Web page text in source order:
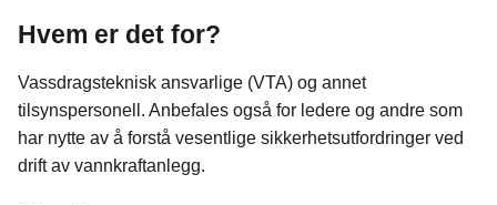
Hvem er det for?
Vassdragsteknisk ansvarlige (VTA) og annet
tilsynspersonell. Anbefales også for ledere og andre som
har nytte av å forstå vesentlige sikkerhetsutfordringer ved
drift av vannkraftanlegg.